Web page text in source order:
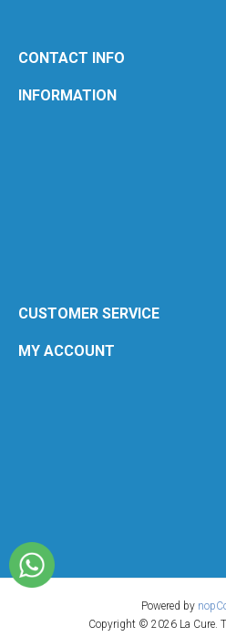
CONTACT INFO
INFORMATION
CUSTOMER SERVICE
MY ACCOUNT
Powered by
Copyright © 2026 La Cure.